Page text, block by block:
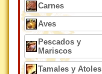
Carnes
Aves
Pescados y
Mariscos
Tamales y Atoles